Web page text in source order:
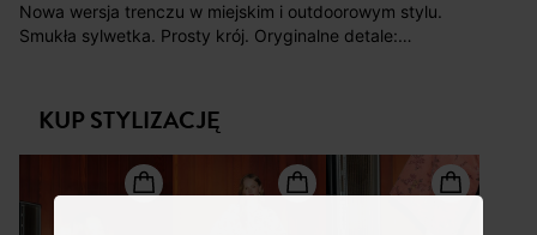
roboczych do wybranego przez Ciebie paczkomatu , a
koszt przesyłki wynosi 9,40 zł.
Pomoc
Nowa wersja trenczu w miejskim i outdoorowym stylu.
Smukła sylwetka. Prosty krój. Oryginalne detale:
zapięciem na guziki, dwie kieszenie z klapką zapinaną
na zatrzask... 100% bawełna. Długi, prosty krój.
Satynowa podszewka w tym samym kolorze. Ten trencz
damski zawiera bawełnę z recyklingu i włókna z
recyklingu.
KUP STYLIZACJĘ